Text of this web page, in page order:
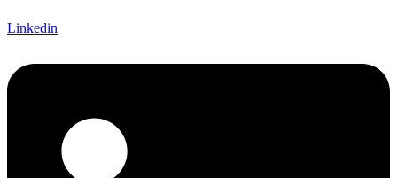
Linkedin